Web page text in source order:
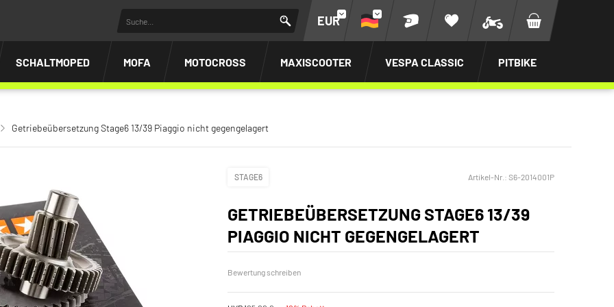
EUR
SCHALTMOPED MOFA MOTOCROSS MAXISCOOTER VESPA CLASSIC PITBIKE
Getriebeübersetzung Stage6 13/39 Piaggio nicht gegengelagert
STAGE6 Artikel-Nr.: S6-2014001P
GETRIEBEÜBERSETZUNG STAGE6 13/39
PIAGGIO NICHT GEGENGELAGERT
Bewertung schreiben